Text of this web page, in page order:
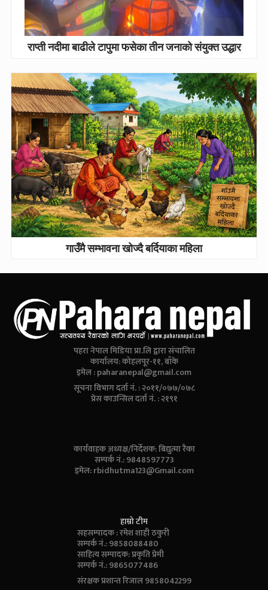
राप्ती नदीमा बाढीले टापुमा फसेका तीन जनाको संयुक्त उद्धार
गाउँमै सम्भावना खोज्दै बर्दियाका महिला
पहरा नेपाल मिडिया प्रा.लि द्वारा संचालित
कार्यालय: कोहलपूर-११, बाँके
इमेल :paharanepal@gmail.com
सूचना विभाग दर्ता नं. : २०११/०७७/०७८
प्रेस काउन्सिल दर्ता नं. : २१९१
कार्यवाहक अध्यक्ष/निर्देशक: बिद्युत्मा रैका
सम्पर्क नं.: 9848597773
इमेल:rbidhutma123@Gmail.com
हाम्रो टीम
सहसम्पादक : रमेश शाही ठकुरी
सम्पर्क नं.: 9858088480
साहित्य सम्पादक: प्रकृति प्रेमी
सम्पर्क नं.: 9865077486
संरक्षक प्रशान्त रिजाल 9858042299